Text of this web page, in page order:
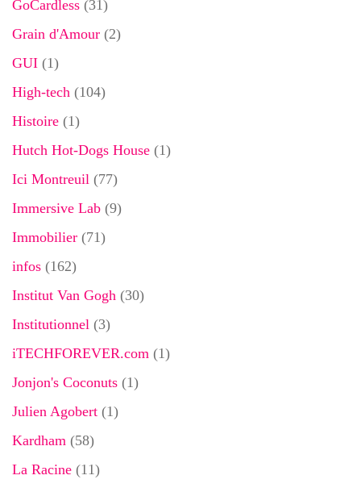
GoCardless (31)
Grain d'Amour (2)
GUI (1)
High-tech (104)
Histoire (1)
Hutch Hot-Dogs House (1)
Ici Montreuil (77)
Immersive Lab (9)
Immobilier (71)
infos (162)
Institut Van Gogh (30)
Institutionnel (3)
iTECHFOREVER.com (1)
Jonjon's Coconuts (1)
Julien Agobert (1)
Kardham (58)
La Racine (11)